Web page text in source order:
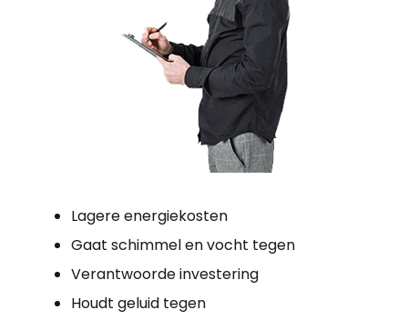
Lagere energiekosten
Gaat schimmel en vocht tegen
Verantwoorde investering
Houdt geluid tegen